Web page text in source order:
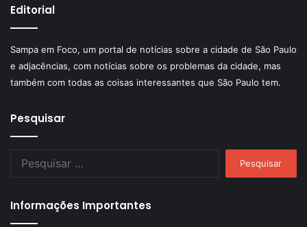
Editorial
Sampa em Foco, um portal de notícias sobre a cidade de São Paulo
e adjacências, com notícias sobre os problemas da cidade, mas
também com todas as coisas interessantes que São Paulo tem.
Pesquisar
Informações Importantes